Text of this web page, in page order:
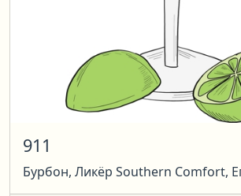
911
Бурбон, Ликёр Southern Comfort,